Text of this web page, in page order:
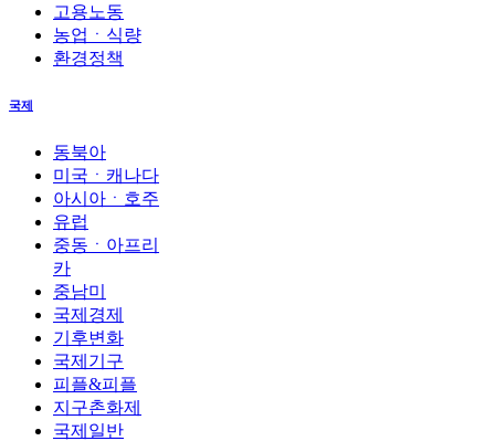
고용노동
농업ㆍ식량
환경정책
국제
동북아
미국ㆍ캐나다
아시아ㆍ호주
유럽
중동ㆍ아프리
카
중남미
국제경제
기후변화
국제기구
피플&피플
지구촌화제
국제일반